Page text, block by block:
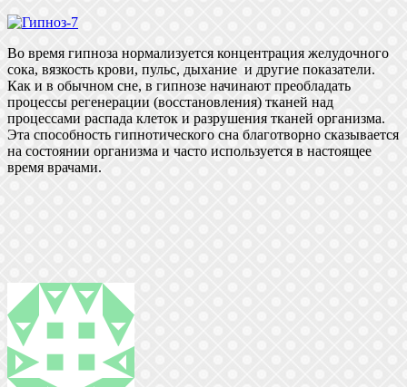
Во время гипноза нормализуется концентрация желудочного
сока, вязкость крови, пульс, дыхание и другие показатели.
Как и в обычном сне, в гипнозе начинают преобладать
процессы регенерации (восстановления) тканей над
процессами распада клеток и разрушения тканей организма.
Эта способность гипнотического сна благотворно сказывается
на состоянии организма и часто используется в настоящее
время врачами.